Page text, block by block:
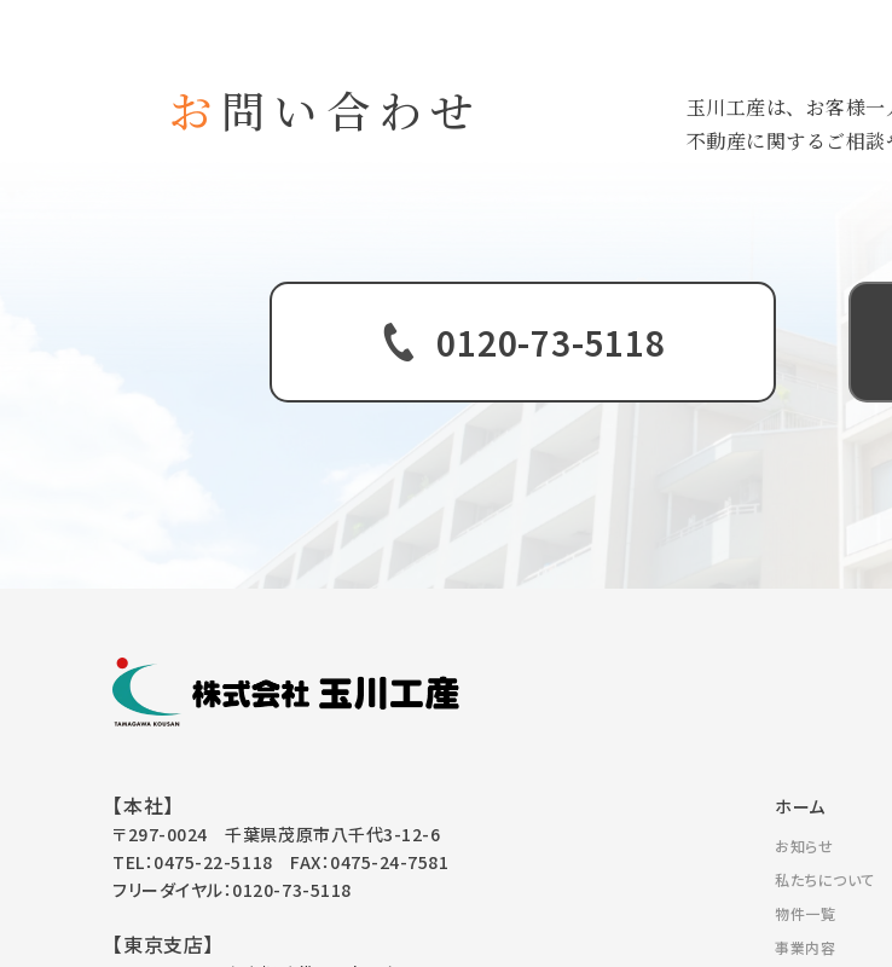
お 問い合わせ
玉川工産は、お客様
不動産に関するご相談
0120-73-5118
【本社】
〒297-0024 千葉県茂原市八千代3-12-6
TEL：0475-22-5118 FAX：0475-24-7581
フリーダイヤル：0120-73-5118
【東京支店】
ホーム
お知らせ
私たちについて
物件一覧
事業内容